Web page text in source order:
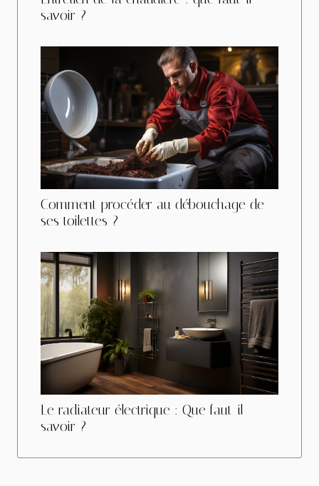
savoir ?
Comment procéder au débouchage de
ses toilettes ?
Le radiateur électrique : Que faut-il
savoir ?